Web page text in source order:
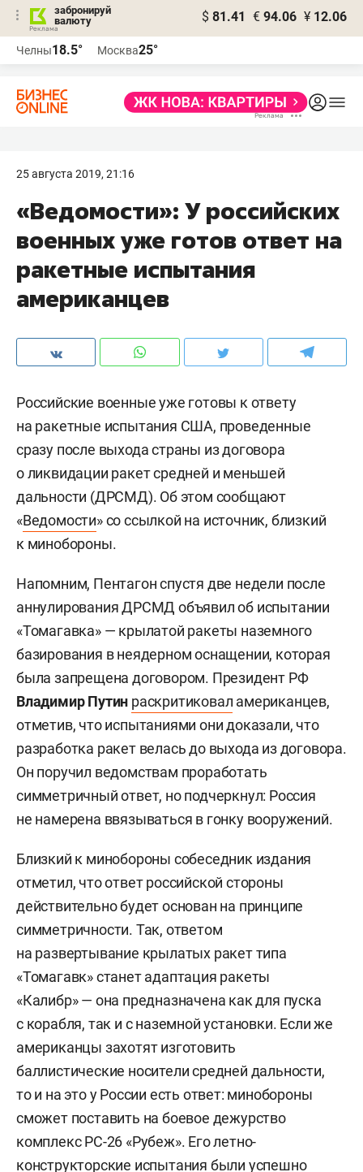
забронируй
валюту
$ 81.41 € 94.06 ¥ 12.06
Челны18.5° Москва25°
25 августа 2019, 21:16
«Ведомости»: У российских
военных уже готов ответ на
ракетные испытания
американцев
Российские военные уже готовы к ответу
на ракетные испытания США, проведенные
сразу после выхода страны из договора
о ликвидации ракет средней и меньшей
дальности (ДРСМД). Об этом сообщают
«Ведомости» со ссылкой на источник, близкий
к минобороны.
Напомним, Пентагон спустя две недели после
аннулирования ДРСМД объявил об испытании
«Томагавка» — крылатой ракеты наземного
базирования в неядерном оснащении, которая
была запрещена договором. Президент РФ
Владимир Путин раскритиковал американцев,
отметив, что испытаниями они доказали, что
разработка ракет велась до выхода из договора.
Он поручил ведомствам проработать
симметричный ответ, но подчеркнул: Россия
не намерена ввязываться в гонку вооружений.
Близкий к минобороны собеседник издания
отметил, что ответ российской стороны
действительно будет основан на принципе
симметричности. Так, ответом
на развертывание крылатых ракет типа
«Томагавк» станет адаптация ракеты
«Калибр» — она предназначена как для пуска
с корабля, так и с наземной установки. Если же
американцы захотят изготовить
баллистические носители средней дальности,
то и на это у России есть ответ: минобороны
сможет поставить на боевое дежурство
комплекс РС-26 «Рубеж». Его летно-
конструкторские испытания были успешно